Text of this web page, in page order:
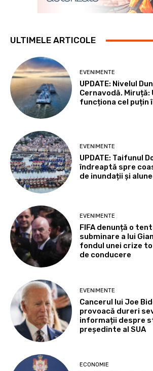
ULTIMELE ARTICOLE
EVENIMENTE
UPDATE: Nivelul
Cernavodă.
funcționa cel puțin
EVENIMENTE
UPDATE: Taifunul
îndreaptă spre
de inundații și
EVENIMENTE
FIFA denunță o
subminare a lui
fondul unei crize
de conducere
EVENIMENTE
Cancerul lui Joe
provoacă dureri
informații despre
președinte al SUA
ECONOMIE